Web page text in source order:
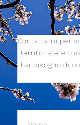
Contattami per
territoriale e
hai bisogno di